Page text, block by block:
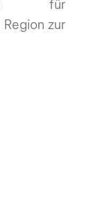
für
zur